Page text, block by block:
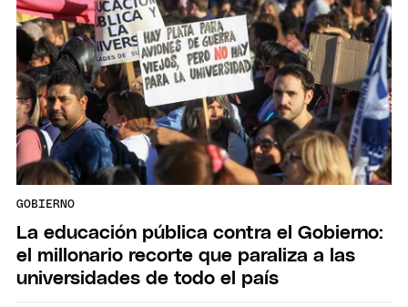
GOBIERNO
La educación pública contra el Gobierno:
el millonario recorte que paraliza a las
universidades de todo el país